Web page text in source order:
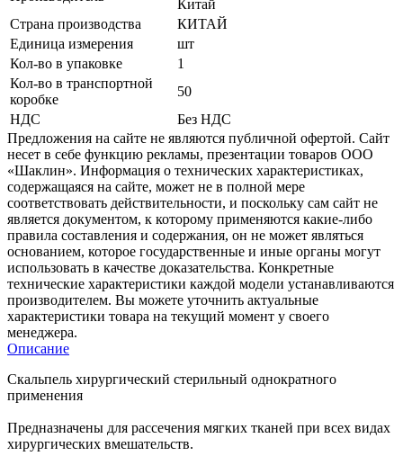
Китай
Страна производства
КИТАЙ
Единица измерения
шт
Кол-во в упаковке
1
Кол-во в транспортной
коробке
50
НДС
Без НДС
Предложения на сайте не являются публичной офертой. Сайт
несет в себе функцию рекламы, презентации товаров ООО
«Шаклин». Информация о технических характеристиках,
содержащаяся на сайте, может не в полной мере
соответствовать действительности, и поскольку сам сайт не
является документом, к которому применяются какие-либо
правила составления и содержания, он не может являться
основанием, которое государственные и иные органы могут
использовать в качестве доказательства. Конкретные
технические характеристики каждой модели устанавливаются
производителем. Вы можете уточнить актуальные
характеристики товара на текущий момент у своего
менеджера.
Описание
Скальпель хирургический стерильный однократного
применения
Предназначены для рассечения мягких тканей при всех видах
хирургических вмешательств.